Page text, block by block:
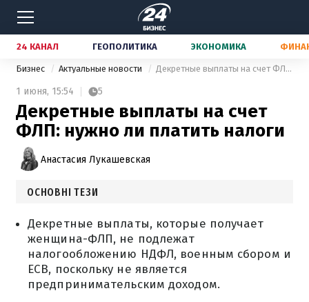
24 КАНАЛ ГЕОПОЛИТИКА ЭКОНОМИКА
Бизнес Актуальные новости Декретные выплаты на счет ФЛП: нужно ли платить налоги
1 июня, 15:54 5
Декретные выплаты на счет
ФЛП: нужно ли платить налоги
Анастасия Лукашевская
ОСНОВНІ ТЕЗИ
Декретные выплаты, которые получает
женщина-ФЛП, не подлежат
налогообложению НДФЛ, военным сбором и
ЕСВ, поскольку не является
предпринимательским доходом.